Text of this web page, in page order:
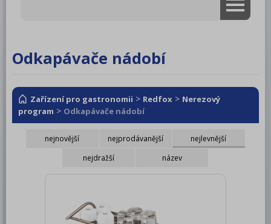
RM gastro
RM LOTUS 700
RM LOTUS 900
Roboty, příprava masa a zeleniny
Pizza program
Odkapávače nádobí
Zařízení pro gastronomii > Redfox > Nerezový
program > Odkapávače nádobí
nejnovější nejprodávanější
nejlevnější
nejdražší
název